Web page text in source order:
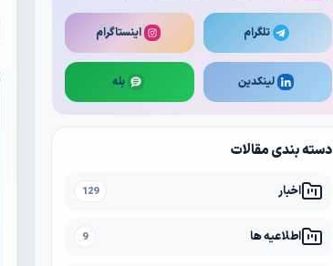
تلگرام اینستاگرام
لینکدین بله
دسته بندی مقالات
اخبار 129
اطلاعیه ها 9